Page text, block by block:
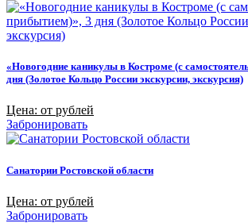
«Новогодние каникулы в Костроме (с
дня (Золотое Кольцо России экскурсии, экскурсия)
Цена: от рублей
Забронировать
Санатории Ростовской области
Цена: от рублей
Забронировать